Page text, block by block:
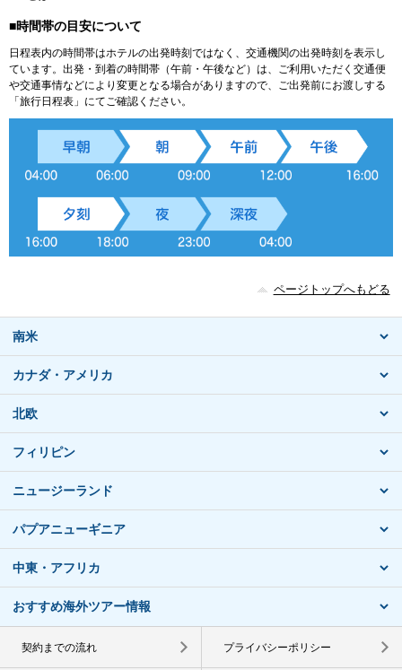
■時間帯の目安について
日程表内の時間帯はホテルの出発時刻ではなく、交通機関の出発時刻を表示し
ています。出発・到着の時間帯（午前・午後など）は、ご利用いただく交通便
や交通事情などにより変更となる場合がありますので、ご出発前にお渡しする
「旅行日程表」にてご確認ください。
ページトップへもどる
南米
カナダ・アメリカ
北欧
フィリピン
ニュージーランド
パプアニューギニア
中東・アフリカ
おすすめ海外ツアー情報
契約までの流れ プライバシーポリシー